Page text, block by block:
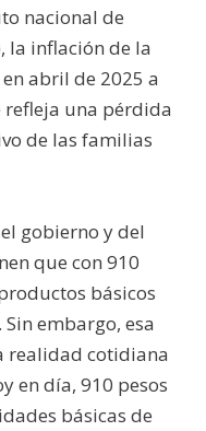
nacional de
la inflación de la
abril de 2025 a
refleja una pérdida
de las familias
gobierno y del
que con 910
básicos
embargo, esa
realidad cotidiana
en día, 910 pesos
básicas de